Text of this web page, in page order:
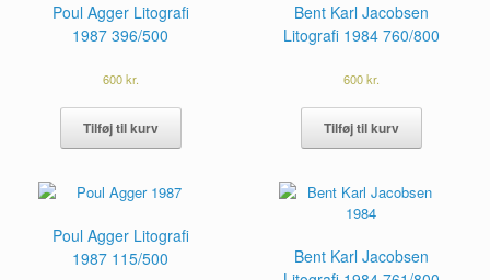
Poul Agger Litografi
1987 396/500
600kr.
Tilføj til kurv
Bent Karl Jacobsen
Litografi 1984 760/800
600kr.
Tilføj til kurv
Poul Agger Litografi
1987 115/500
Bent Karl Jacobsen